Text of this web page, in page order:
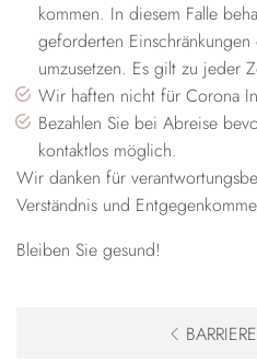
kommen. In diesem Falle
geforderten Einschränkungen
umzusetzen. Es gilt zu jeder
Wir haften nicht für Corona
Bezahlen Sie bei Abreise
kontaktlos möglich.
Wir danken für
Verständnis und
Bleiben Sie gesund!